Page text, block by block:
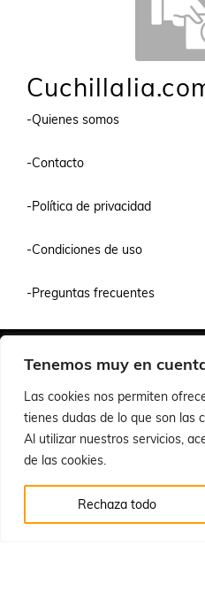
Tenemos muy en
Las cookies nos permiten
tienes dudas de lo que son las
Al utilizar nuestros servicios,
de las cookies.
Rechaza todo
-Quienes somos
-Contacto
-Política de privacidad
-Condiciones de uso
-Preguntas frecuentes
© 2026